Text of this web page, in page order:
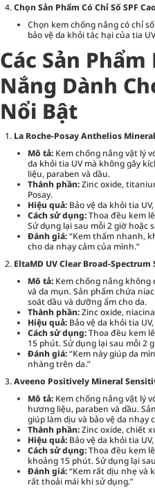
Chọn Sản Phẩm Có Chỉ Số SPF
Chọn kem chống nắng có chỉ
bảo vệ da khỏi tác hại của tia
Các Sản
Nắng Dành
Nổi Bật
La Roche-Posay Anthelios Mineral
Mô tả: Kem chống nắng vật lý
da khỏi tia UV mà không gây
liệu, paraben và dầu.
Thành phần:Zinc oxide,
Posay.
Hiệu quả: Bảo vệ da khỏi tia
Cách sử dụng:Thoa đều kem
Sử dụng lại sau mỗi 2 giờ hoặc
Đánh giá:“Kem thấm nhanh,
cho da nhạy cảm của mình.”
EltaMD UV Clear Broad-Spectrum
Mô tả: Kem chống nắng không
và da mụn. Sản phẩm chứa
soát dầu và dưỡng ẩm cho da.
Thành phần:Zinc oxide,
Hiệu quả: Bảo vệ da khỏi tia
Cách sử dụng:Thoa đều kem
15 phút. Sử dụng lại sau mỗi 2
Đánh giá:“Kem này giúp da
nhàng trên da.”
Aveeno Positively Mineral
Mô tả: Kem chống nắng vật lý
hương liệu, paraben và dầu.
giúp làm dịu và bảo vệ da nhạy
Thành phần:Zinc oxide, chiết
Hiệu quả: Bảo vệ da khỏi tia
Cách sử dụng:Thoa đều kem
khoảng 15 phút. Sử dụng lại
Đánh giá:“Kem rất dịu nhẹ và
rất thoải mái khi sử dụng.”